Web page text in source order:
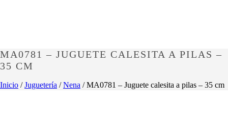
MA0781 – JUGUETE CALESITA A PILAS –
35 CM
Inicio /Juguetería /Nena / MA0781 – Juguete calesita a pilas – 35 cm